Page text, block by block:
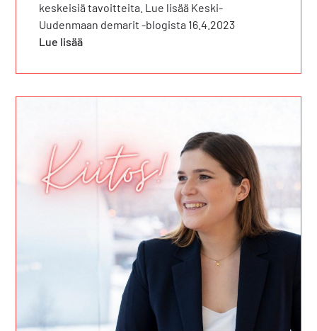
keskeisiä tavoitteita. Lue lisää Keski-
Uudenmaan demarit -blogista 16.4.2023
Lue lisää